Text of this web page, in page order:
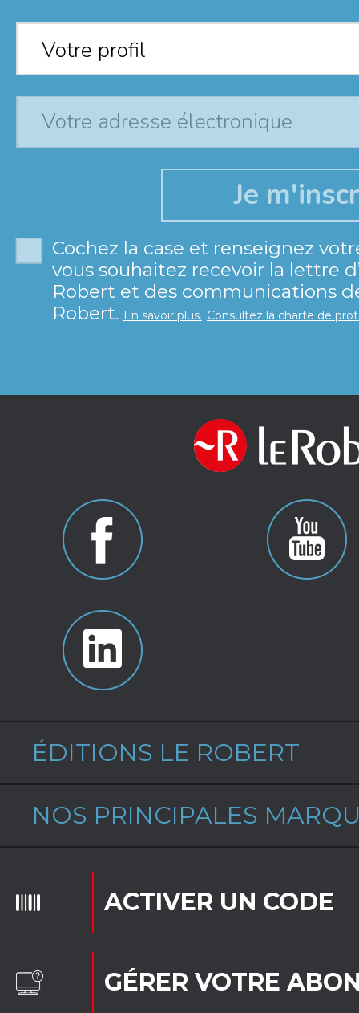
Votre profil*
Votre profil
Cochez la case et renseignez
vous souhaitez recevoir la lettre
Robert et des communications
Robert. En savoir plus. Consultez la charte de
ÉDITIONS LE ROBERT
NOS PRINCIPALES
ACTIVER UN CODE
GÉRER VOTRE